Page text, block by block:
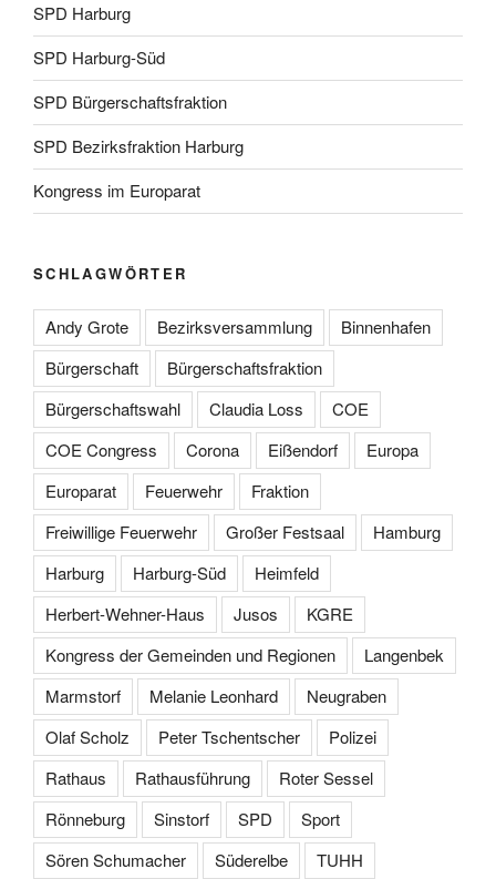
SPD Harburg
SPD Harburg-Süd
SPD Bürgerschaftsfraktion
SPD Bezirksfraktion Harburg
Kongress im Europarat
SCHLAGWÖRTER
Andy Grote Bezirksversammlung
Binnenhafen
Bürgerschaft
Bürgerschaftsfraktion
Bürgerschaftswahl
Claudia Loss
COE
COE Congress
Corona Eißendorf
Europa
Europarat
Feuerwehr
Fraktion
Freiwillige Feuerwehr
Großer Festsaal
Hamburg
Harburg
Harburg-Süd
Heimfeld
Herbert-Wehner-Haus
Jusos
KGRE
Kongress der Gemeinden und Regionen
Langenbek
Marmstorf
Melanie Leonhard
Neugraben
Olaf Scholz
Peter Tschentscher
Polizei
Rathaus
Rathausführung
Roter Sessel
Rönneburg
Sinstorf SPD
Sport
Sören Schumacher
Süderelbe
TUHH